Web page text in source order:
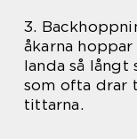
3.
åkarna
landa så långt
som ofta drar
tittarna.